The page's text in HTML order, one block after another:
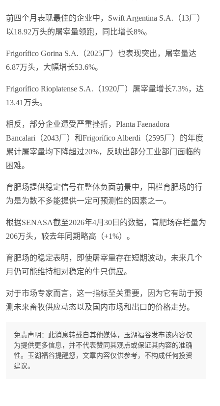
前四个月表现最佳的企业中，Swift Argentina S.A.（13厂）
以18.92万头的屠宰量领跑，同比增长8%。
Frigorífico Gorina S.A.（2025厂）也表现突出，屠宰量达
6.87万头，大幅增长53.6%。
Frigorífico Rioplatense S.A.（1920厂）屠宰量增长7.3%，达
13.41万头。
相反，部分企业遭受严重挫折，Planta Faenadora
Bancalari（2043厂）和Frigorífico Alberdi（2595厂）的年度
累计屠宰量均下降超过20%，反映出部分工业部门面临的
困难。
育肥场提供稳定信号在整体负面前景中，围栏育肥场的行
为是为数不多能提供一定可预测性的因素之一。
根据SENASA截至2026年4月30日的数据，育肥场存栏量为
206万头，较去年同期略高（+1%）。
育肥场的稳定表明，即使屠宰量存在短期波动，未来几个
月仍可能维持相对稳定的牛只供应。
对于市场专家而言，这一指标至关重要，因为它有助于预
测未来畜牧供应动态以及国内市场和出口的价格走势。
免责声明：此消息转载自其他媒体，玉湖福谷发布该内容仅
为提供更多信息，并不代表赞同其观点或保证其内容的准确
性。玉湖福谷提醒您，文章内容仅供参考，不构成任何投资
建议。